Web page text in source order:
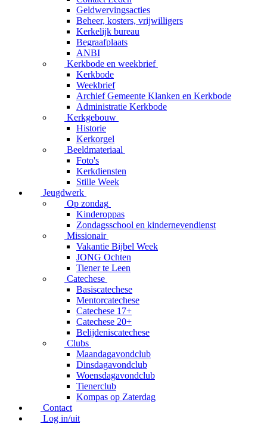
Geldwervingsacties
Beheer, kosters, vrijwilligers
Kerkelijk bureau
Begraafplaats
ANBI
Kerkbode en weekbrief
Kerkbode
Weekbrief
Archief Gemeente Klanken en Kerkbode
Administratie Kerkbode
Kerkgebouw
Historie
Kerkorgel
Beeldmateriaal
Foto's
Kerkdiensten
Stille Week
Jeugdwerk
Op zondag
Kinderoppas
Zondagsschool en kindernevendienst
Missionair
Vakantie Bijbel Week
JONG Ochten
Tiener te Leen
Catechese
Basiscatechese
Mentorcatechese
Catechese 17+
Catechese 20+
Belijdeniscatechese
Clubs
Maandagavondclub
Dinsdagavondclub
Woensdagavondclub
Tienerclub
Kompas op Zaterdag
Contact
Log in/uit